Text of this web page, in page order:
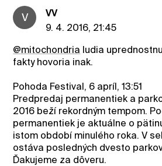
V
VV
9. 4. 2016, 21:45
@mitochondria ludia
fakty hovoria inak.
Pohoda Festival, 6 apríl, 13:51
Predpredaj permanentiek a
2016 beží rekordným tempom.
permanentiek je aktuálne o
istom období minulého roka. V
ostáva posledných dvesto
Ďakujeme za dôveru.